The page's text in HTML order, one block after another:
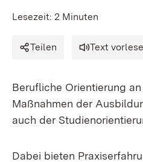
Lesezeit: 2 Minuten
Teilen Text
Berufliche Orientierung
Maßnahmen der
auch der
Dabei bieten